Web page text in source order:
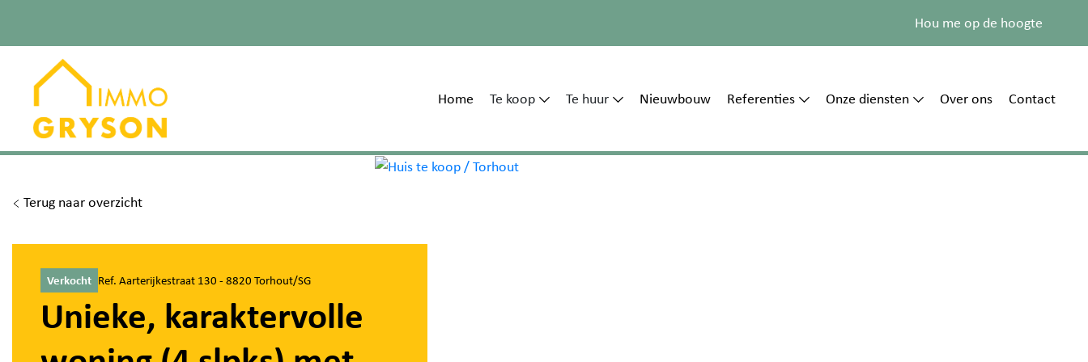
Hou me op de hoogte
Home Te koop Te huur Nieuwbouw Referenties Onze diensten Over ons Contact
Terug naar overzicht
Verkocht Ref. Aarterijkestraat 130 - 8820 Torhout/SG
Unieke, karaktervolle